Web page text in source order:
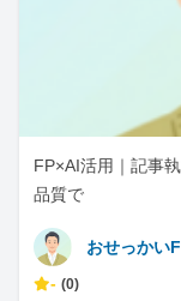
FP×AI活用｜記事
品質で
おせっかい
- (0)